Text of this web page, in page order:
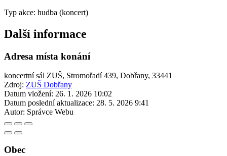
Typ akce: hudba (koncert)
Další informace
Adresa místa konání
koncertní sál ZUŠ, Stromořadí 439, Dobřany, 33441
Zdroj: ZUŠ Dobřany
Datum vložení: 26. 1. 2026 10:02
Datum poslední aktualizace: 28. 5. 2026 9:41
Autor: Správce Webu
Obec